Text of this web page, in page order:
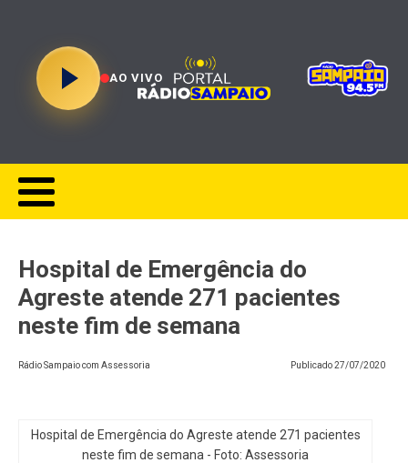
AO VIVO
Hospital de Emergência do
Agreste atende 271 pacientes
neste fim de semana
Rádio Sampaio com Assessoria Publicado27/07/2020
Hospital de Emergência do Agreste atende 271 pacientes
neste fim de semana - Foto: Assessoria